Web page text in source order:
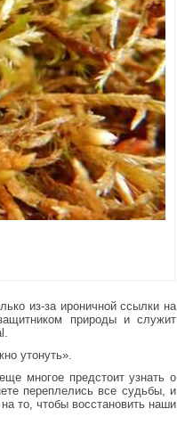
из-за ироничной ссылки на
природы и служит
утонуть».
многое предстоит узнать о
переплелись все судьбы, и
то, чтобы восстановить наши